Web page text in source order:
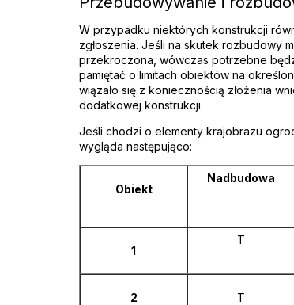
W przypadku niektórych konstrukcji
zgłoszenia. Jeśli na skutek rozbudowy
przekroczona, wówczas potrzebne
pamiętać o limitach obiektów na
wiązało się z koniecznością złożenia
dodatkowej konstrukcji.
Jeśli chodzi o elementy krajobrazu
wygląda następująco:
Obiekt
Nadbudowa
1
T
2 T